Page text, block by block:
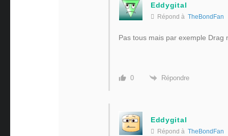
Eddygital
Répond à TheBondFan
Pas tous mais par exemple Drag
0 Répondre
Eddygital
Répond à TheBondFan